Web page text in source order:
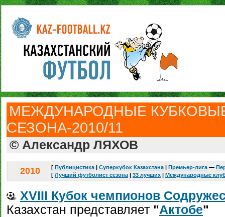
МЕЖДУНАРОДНЫЕ
СЕЗОНА-2010/11
© Александр ЛЯХОВ
2010 [ Публицистика | Суперкубок Казахстана | Премьер-лига —
[ Лучший футболист сезона | 33 лучших | Международные
XVIII Кубок чемпионов
Казахстан представляет "Актобе"